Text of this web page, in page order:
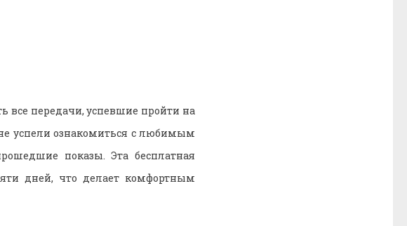
все передачи, успевшие пройти на
успели ознакомиться с любимым
показы. Эта бесплатная
дней, что делает комфортным